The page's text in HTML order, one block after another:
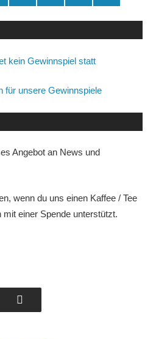
kein Gewinnspiel statt
für unsere Gewinnspiele
Angebot an News und
wenn du uns einen Kaffee / Tee
einer Spende unterstützt.